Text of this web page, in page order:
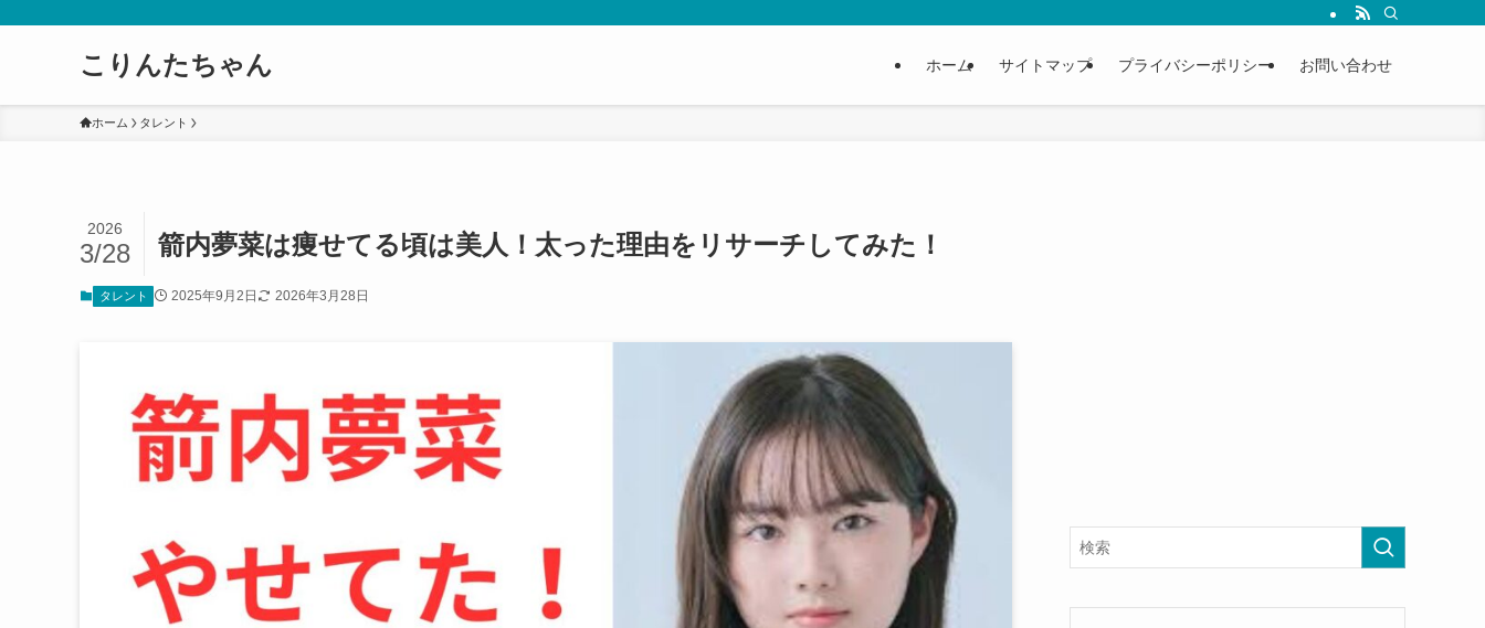
こりんたちゃん ホーム サイトマップ プライバシーポリシー お問い合わせ
ホーム タレント
箭内夢菜は痩せてる頃は美人！太った理由をリサーチしてみた！
2026
3/28
タレント 2025年9月2日 2026年3月28日